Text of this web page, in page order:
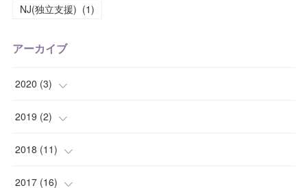
NJ(独立支援) (1)
アーカイブ
2020 (3)
(1
( 1)
(1)
2019 (2)
( 1)
(1)
2018 (11)
(2)
2017 (16)